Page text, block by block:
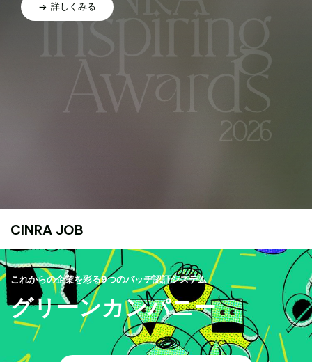
詳しくみる
CINRA JOB
これからの企業を彩る9つのバッヂ認証システム
グリーンカンパニー